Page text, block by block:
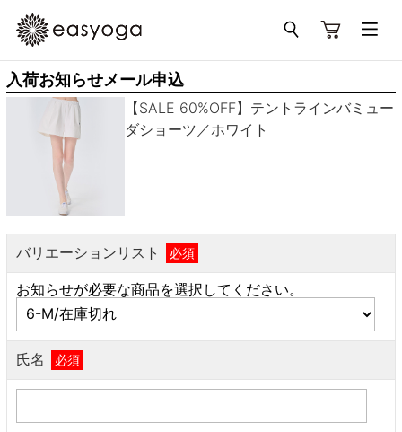
入荷お知らせメール申込
【SALE 60%OFF】テントラインバミュー
ダショーツ／ホワイト
バリエーションリスト 必須
お知らせが必要な商品を選択してください。
氏名 必須